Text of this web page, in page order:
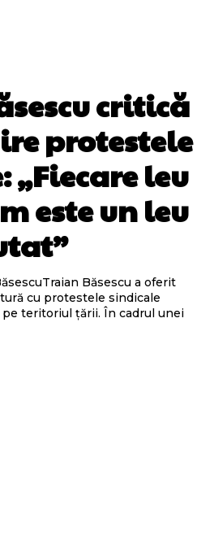
critică
protestele
„Fiecare leu
este un leu
Băsescu a oferit
cu protestele sindicale
teritoriul țării. În cadrul unei